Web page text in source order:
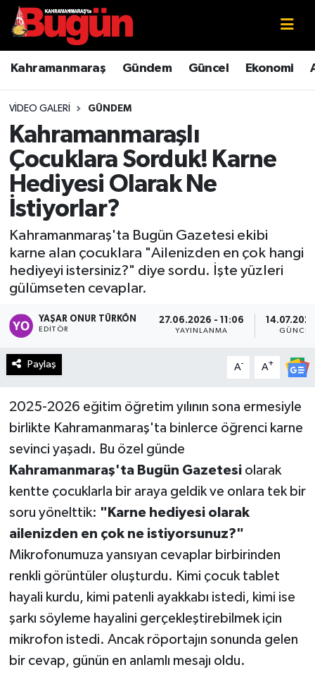
Kahramanmaraş Gündem Güncel Ekonomi
VIDEO GALERI GÜNDEM
Kahramanmaraşlı
Çocuklara Sorduk! Karne
Hediyesi Olarak Ne
İstiyorlar?
Kahramanmaraş'ta Bugün Gazetesi ekibi
karne alan çocuklara "Ailenizden en çok hangi
hediyeyi istersiniz?" diye sordu. İşte yüzleri
gülümseten cevaplar.
YAŞAR ONUR TÜRKÖN
EDITÖR
27.06.2026 - 11:06
YAYINLANMA
Paylaş A- A+
2025-2026 eğitim öğretim yılının sona ermesiyle
birlikte Kahramanmaraş'ta binlerce öğrenci karne
sevinci yaşadı. Bu özel günde
Kahramanmaraş'ta Bugün Gazetesiolarak
kentte çocuklarla bir araya geldik ve onlara tek bir
soru yönelttik: "Karne hediyesi olarak
ailenizden en çok ne istiyorsunuz?"
Mikrofonumuza yansıyan cevaplar birbirinden
renkli görüntüler oluşturdu. Kimi çocuk tablet
hayali kurdu, kimi patenli ayakkabı istedi, kimi ise
şarkı söyleme hayalini gerçekleştirebilmek için
mikrofon istedi. Ancak röportajın sonunda gelen
bir cevap, günün en anlamlı mesajı oldu.
Kahramanmaraş
Kahramanmaraş Sokak Röportajları
Bilim ve Teknoloji
Çevre
Eğitim
Ekonomi
Genel
Kültür Sanat
Magazin
Manşet Altı
Manşetler
Resmi İlan
Sağlık
Spor
SürManşet
Teknoloji
Kahramanmaraş Nöbetçi Eczaneler
Kahramanmaraş Hava Durumu
Kahramanmaraş Namaz Vakitleri
Kahramanmaraş Trafik Yoğunluk Haritası
Süper Lig Puan Durumu ve Fikstür
Tüm Manşetler
Son Dakika Haberleri